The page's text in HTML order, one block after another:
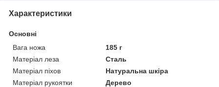
Характеристики
Основні
Вага ножа
185 г
Матеріал леза
Сталь
Матеріал піхов
Натуральна шкіра
Матеріал рукоятки
Дерево